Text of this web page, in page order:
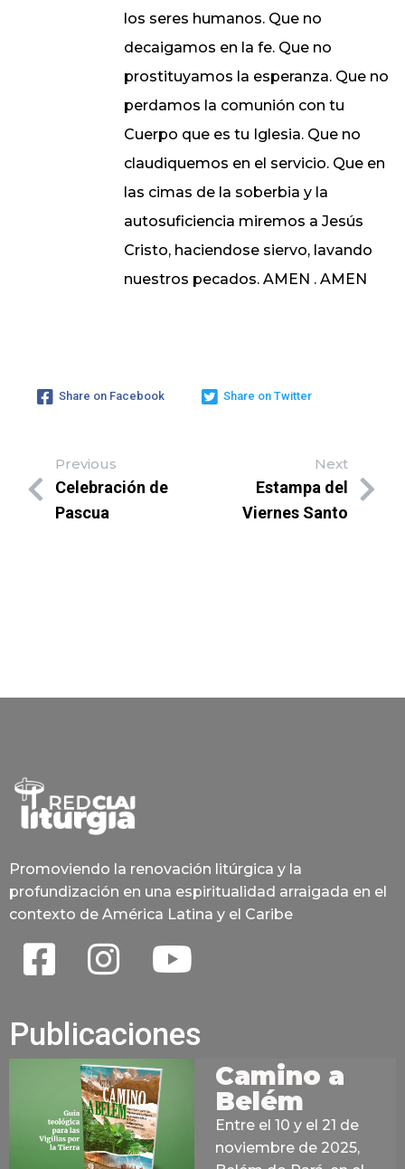
los seres humanos. Que no
decaigamos en la fe. Que no
prostituyamos la esperanza. Que no
perdamos la comunión con tu
Cuerpo que es tu Iglesia. Que no
claudiquemos en el servicio. Que en
las cimas de la soberbia y la
autosuficiencia miremos a Jesús
Cristo, haciendose siervo, lavando
nuestros pecados. AMEN . AMEN
Share on Facebook Share on Twitter
Previous
Celebración de
Pascua
Next
Estampa del
Viernes Santo
Promoviendo la renovación litúrgica y la
profundización en una espiritualidad arraigada en el
contexto de América Latina y el Caribe
Publicaciones
Camino a
Belém
Entre el 10 y el 21 de
noviembre de 2025,